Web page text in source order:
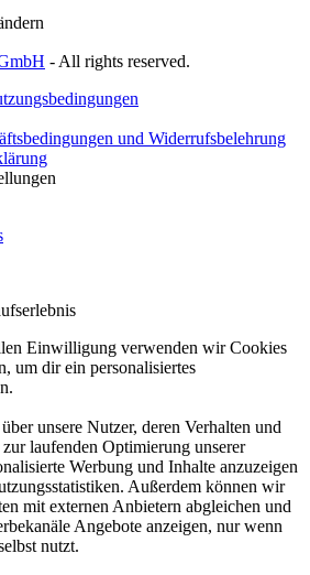
- All rights reserved.
und Widerrufsbelehrung
Einwilligung verwenden wir Cookies
um dir ein personalisiertes
unsere Nutzer, deren Verhalten und
laufenden Optimierung unserer
Werbung und Inhalte anzuzeigen
Außerdem können wir
mit externen Anbietern abgleichen und
Angebote anzeigen, nur wenn
nutzt.